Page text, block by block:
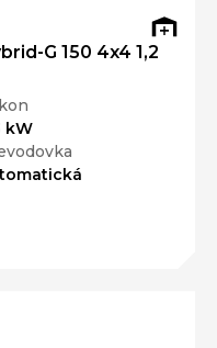
G 150 4x4 1,2
kW